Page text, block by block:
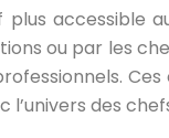
accessible
ou par les
des